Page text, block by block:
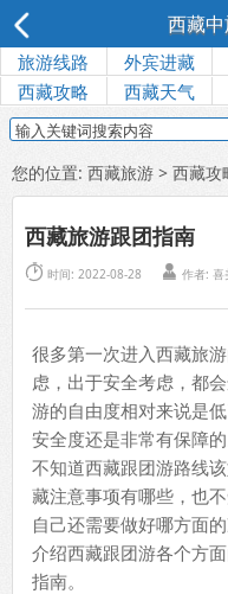
西藏
旅游线路 外宾进藏
西藏攻略
西藏天气
您的位置: 西藏旅游 > 西藏攻
西藏旅游跟团指南
 时间: 2022-08-28  作者: 喜
很多第一次进入西藏旅
虑，出于安全考虑，都
游的自由度相对来说是
安全度还是非常有保障
不知道西藏跟团游路线
藏注意事项有哪些，也
自己还需要做好哪方面
介绍西藏跟团游各个方
指南。